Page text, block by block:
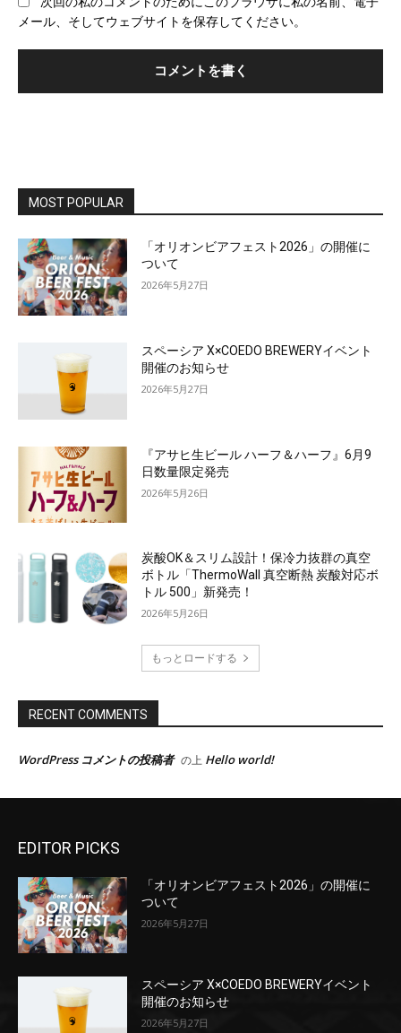
EDITOR PICKS
「オリオンビアフェスト2026」の開催に
ついて
2026年5月27日
スペーシア X×COEDO BREWERYイベント
開催のお知らせ
2026年5月27日